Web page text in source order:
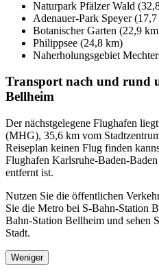
Naturpark Pfälzer Wald
Adenauer-Park Speyer
Botanischer Garten (22,9
Philippsee (24,8 km)
Naherholungsgebiet
Transport nach und rund
Bellheim
Der nächstgelegene Flughafen
(MHG), 35,6 km vom
Reiseplan keinen Flug finden
Flughafen Karlsruhe-Baden-
entfernt ist.
Nutzen Sie die öffentlichen
Sie die Metro bei S-Bahn-Station
Bahn-Station Bellheim und sehen
Stadt.
Weniger